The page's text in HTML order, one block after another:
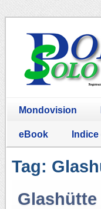
Mondovision
eBook
Tag: